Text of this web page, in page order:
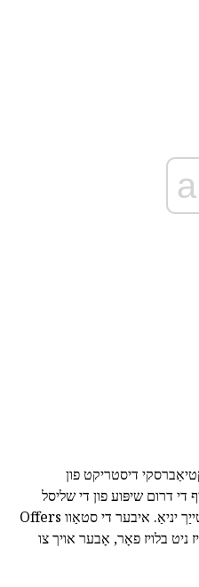
דיסטריקט פון
די דרום שיפּוע פון די שליסל
קאַמישענסקאָגאָ פּלאַטאָ אויבן די טייַך יניאַ. איבער די סטאַוו Offers
ניט בלויז פאָר, אָבער אויך צו